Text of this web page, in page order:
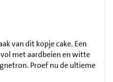
van dit kopje cake. Een
met aardbeien en witte
Proef nu de ultieme